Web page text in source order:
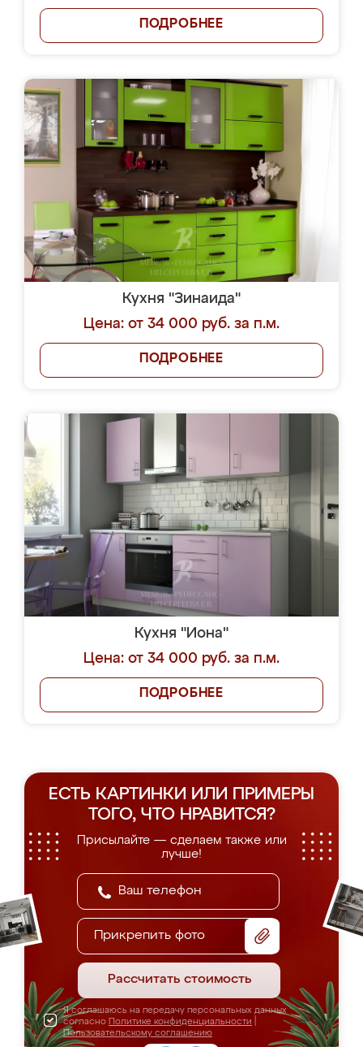
ПОДРОБНЕЕ
Кухня "Зинаида"
Цена: от 34 000 руб. за п.м.
ПОДРОБНЕЕ
Кухня "Иона"
Цена: от 34 000 руб. за п.м.
ПОДРОБНЕЕ
ЕСТЬ КАРТИНКИ ИЛИ ПРИМЕРЫ
ТОГО, ЧТО НРАВИТСЯ?
Присылайте — сделаем также или
лучше!
Прикрепить фото
Рассчитать стоимость
Я соглашаюсь на передачу персональных данных
согласно Политике конфиденциальности
Пользовательскому соглашению